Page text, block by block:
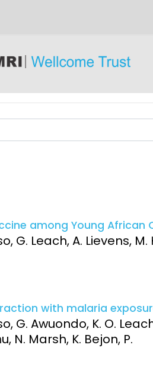
Engagement
Surveillance
among Young African
G. Leach, A. Lievens, M.
with malaria
G. Awuondo, K. O.
N. Marsh, K. Bejon, P.